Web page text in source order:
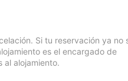
Si tu reservación ya no
es el encargado de
al alojamiento.